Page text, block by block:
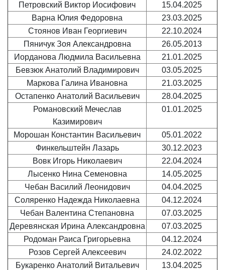
Петровский Виктор Иосифович
15.04.2025
Варна Юлия Федоровна
23.03.2025
Стоянов Иван Георгиевич
22.10.2024
Пяничук Зоя Александровна
26.05.2013
Иорданова Людмила Васильевна
21.01.2025
Бевзюк Анатолий Владимирович
03.05.2025
Маркова Галина Ивановна
21.03.2025
Остапенко Анатолий Васильевич
28.04.2025
Романовский Мечеслав
Казимирович
01.01.2025
Морошан Константин Васильевич
05.01.2022
Финкельштейн Лазарь
30.12.2023
Вовк Игорь Николаевич
22.04.2024
Лысенко Нина Семеновна
14.05.2025
Чебан Василий Леонидович
04.04.2025
Соляренко Надежда Николаевна
04.12.2024
Чебан Валентина Степановна
07.03.2025
Деревянская Ирина Александровна
07.03.2025
Родоман Раиса Григорьевна
04.12.2024
Розов Сергей Алексеевич
24.02.2022
Букаренко Анатолий Витальевич
13.04.2025